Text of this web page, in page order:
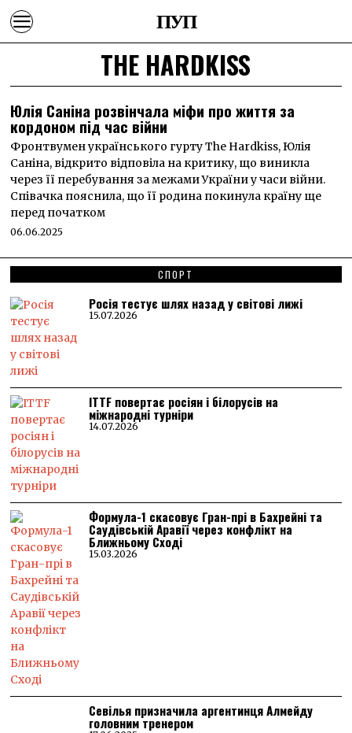
ПУП
THE HARDKISS
Юлія Саніна розвінчала міфи про життя за
кордоном під час війни
Фронтвумен українського гурту The Hardkiss, Юлія
Саніна, відкрито відповіла на критику, що виникла
через її перебування за межами України у часи війни.
Співачка пояснила, що її родина покинула країну ще
перед початком
06.06.2025
СПОРТ
Росія тестує шлях назад у світові лижі
15.07.2026
ITTF повертає росіян і білорусів на
міжнародні турніри
14.07.2026
Формула-1 скасовує Гран-прі в Бахрейні та
Саудівській Аравії через конфлікт на
Ближньому Сході
15.03.2026
Севілья призначила аргентинця Алмейду
головним тренером